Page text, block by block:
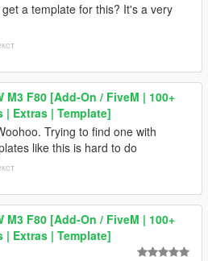
a template for this? It's a very
M3 F80 [Add-On / FiveM | 100+
| Extras | Template]
Trying to find one with
like this is hard to do
M3 F80 [Add-On / FiveM | 100+
| Extras | Template]